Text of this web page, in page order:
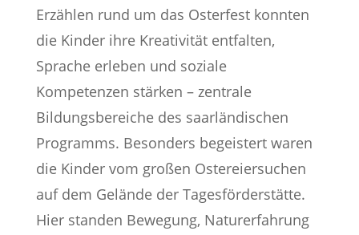
Erzählen rund um das Osterfest konnten
die Kinder ihre Kreativität entfalten,
Sprache erleben und soziale
Kompetenzen stärken – zentrale
Bildungsbereiche des saarländischen
Programms. Besonders begeistert waren
die Kinder vom großen Ostereiersuchen
auf dem Gelände der Tagesförderstätte.
Hier standen Bewegung, Naturerfahrung